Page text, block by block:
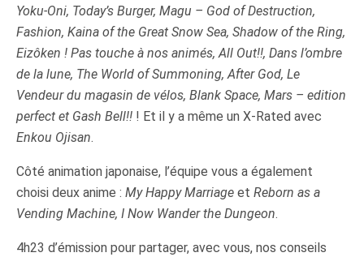
Yoku-Oni, Today’s Burger, Magu – God of Destruction,
Fashion, Kaina of the Great Snow Sea, Shadow of the Ring,
Eizôken ! Pas touche à nos animés, All Out!!, Dans l’ombre
de la lune, The World of Summoning, After God, Le
Vendeur du magasin de vélos, Blank Space, Mars – edition
perfect et Gash Bell!! ! Et il y a même un X-Rated avec
Enkou Ojisan.
Côté animation japonaise, l’équipe vous a également
choisi deux anime : My Happy Marriage et Reborn as a
Vending Machine, I Now Wander the Dungeon.
4h23 d’émission pour partager, avec vous, nos conseils